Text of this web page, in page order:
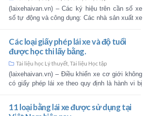
Theo quy định bắt đầu từ 1/
thêm nội dung học lái xe
từ ngày 15/6/2022 sẽ chính [...]
Thi thử mô phỏng 120
mophong.laixehaivan.vn
Tài liệu học Lý thuyết
120 bài thi mô phỏng các
có thêm nội dung học lái xe